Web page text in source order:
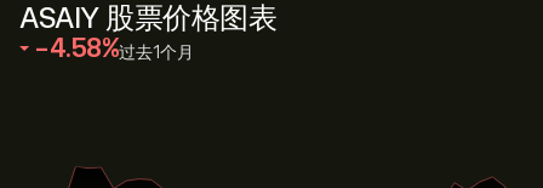
ASAIY 股票价格图表
‎-4.58‎ 过去1个月